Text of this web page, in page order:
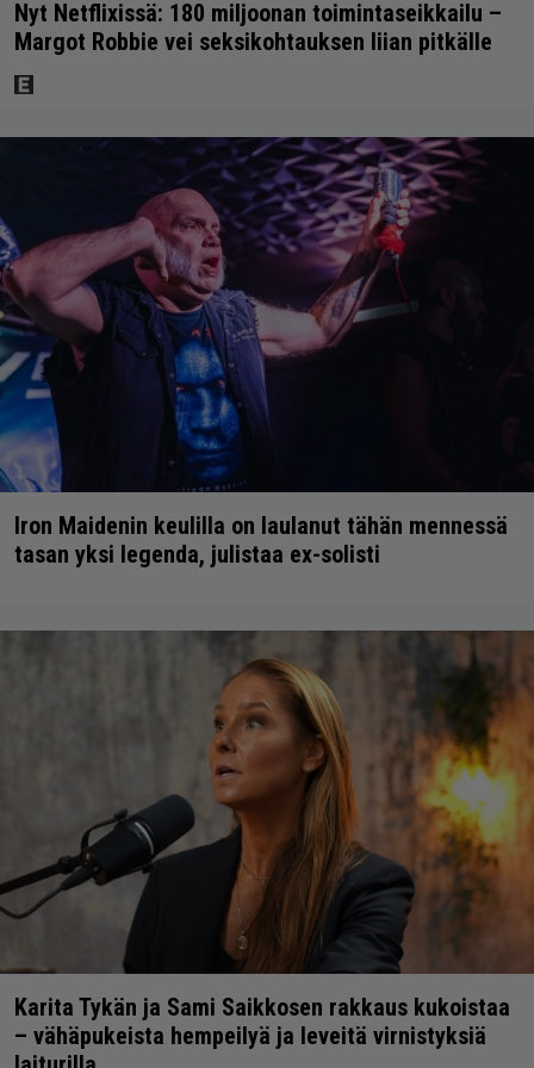
Nyt Netflixissä: 180 miljoonan toimintaseikkailu –
Margot Robbie vei seksikohtauksen liian pitkälle
Iron Maidenin keulilla on laulanut tähän mennessä
tasan yksi legenda, julistaa ex-solisti
Karita Tykän ja Sami Saikkosen rakkaus kukoistaa
– vähäpukeista hempeilyä ja leveitä virnistyksiä